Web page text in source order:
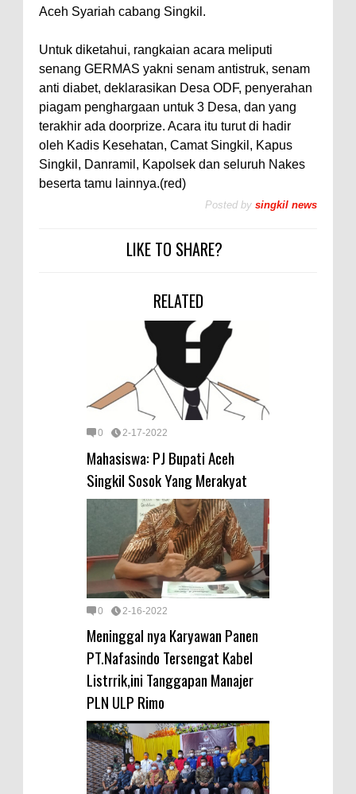
Aceh Syariah cabang Singkil.
Untuk diketahui, rangkaian acara meliputi
senang GERMAS yakni senam antistruk, senam
anti diabet, deklarasikan Desa ODF, penyerahan
piagam penghargaan untuk 3 Desa, dan yang
terakhir ada doorprize. Acara itu turut di hadir
oleh Kadis Kesehatan, Camat Singkil, Kapus
Singkil, Danramil, Kapolsek dan seluruh Nakes
beserta tamu lainnya.(red)
Posted by singkil news
LIKE TO SHARE?
RELATED
0 2-17-2022
Mahasiswa: PJ Bupati Aceh
Singkil Sosok Yang Merakyat
0 2-16-2022
Meninggal nya Karyawan Panen
PT.Nafasindo Tersengat Kabel
Listrrik,ini Tanggapan Manajer
PLN ULP Rimo